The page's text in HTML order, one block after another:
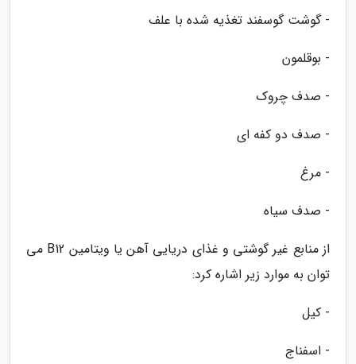
- گوشت گوسفند تغذیه شده با علف
- بوقلمون
- صدف چروک
- صدف دو کفه ای
- مرغ
- صدف سیاه
از منابع غیر گوشتی و غذای دریایی آهن یا ویتامین B12 می
توان به موارد زیر اشاره کرد:
- کیل
- اسفناج